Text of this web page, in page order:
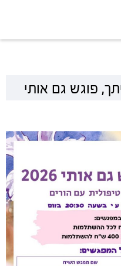
פוגש גם אותי